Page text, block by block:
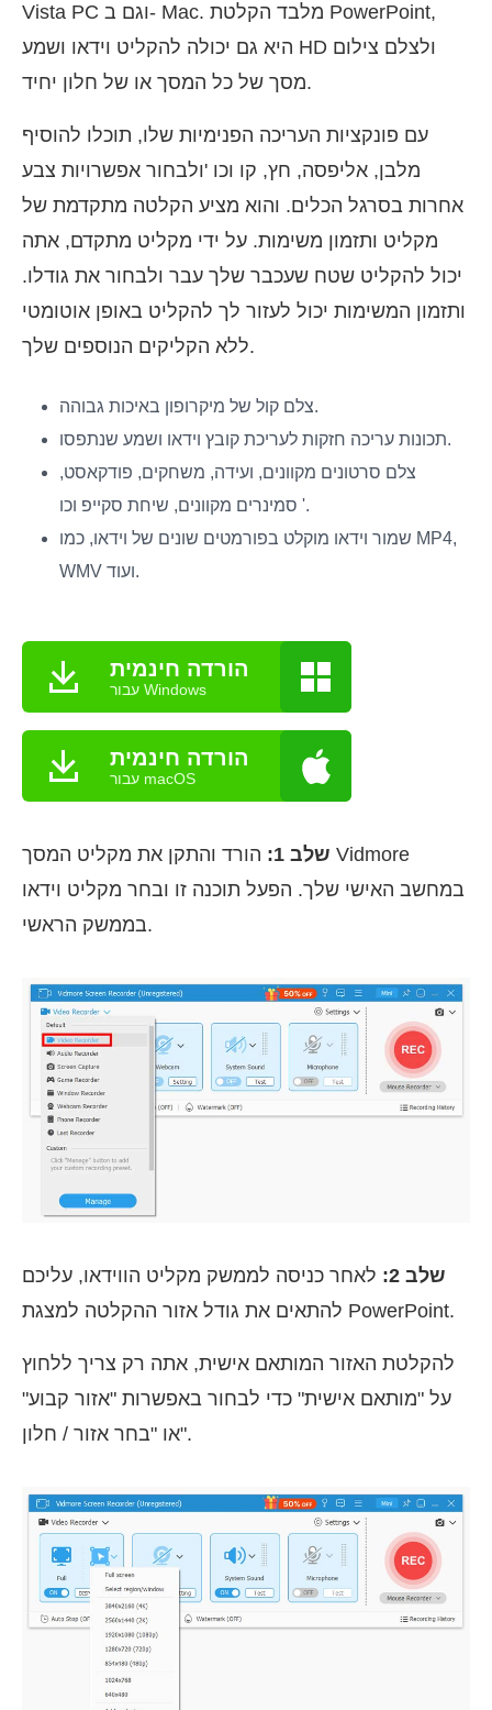
Vista PC וגם ב- Mac. מלבד הקלטת PowerPoint,
היא גם יכולה להקליט וידאו ושמע HD ולצלם צילום
מסך של כל המסך או של חלון יחיד.
עם פונקציות העריכה הפנימיות שלו, תוכלו להוסיף
מלבן, אליפסה, חץ, קו וכו 'ולבחור אפשרויות צבע
אחרות בסרגל הכלים. והוא מציע הקלטה מתקדמת של
מקליט ותזמון משימות. על ידי מקליט מתקדם, אתה
יכול להקליט שטח שעכבר שלך עבר ולבחור את גודלו.
ותזמון המשימות יכול לעזור לך להקליט באופן אוטומטי
ללא הקליקים הנוספים שלך.
צלם קול של מיקרופון באיכות גבוהה.
תכונות עריכה חזקות לעריכת קובץ וידאו ושמע שנתפסו.
צלם סרטונים מקוונים, ועידה, משחקים, פודקאסט,
סמינרים מקוונים, שיחת סקייפ וכו '.
שמור וידאו מוקלט בפורמטים שונים של וידאו, כמו MP4,
WMV ועוד.
הורדה חינמית
עבור Windows
הורדה חינמית
עבור macOS
שלב 1:
הורד והתקן את מקליט המסך Vidmore
במחשב האישי שלך. הפעל תוכנה זו ובחר מקליט וידאו
בממשק הראשי.
שלב 2:
לאחר כניסה לממשק מקליט הווידאו, עליכם
להתאים את גודל אזור ההקלטה למצגת PowerPoint.
להקלטת האזור המותאם אישית, אתה רק צריך ללחוץ
על "מותאם אישית" כדי לבחור באפשרות "אזור קבוע"
או "בחר אזור / חלון".